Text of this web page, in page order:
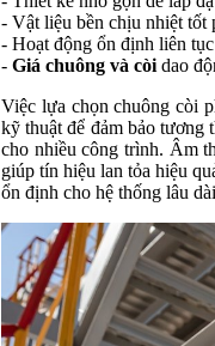
- Vật liệu bền chịu nhiệt tốt
- Hoạt động ổn định liên
- Giá chuông và còi dao
Việc lựa chọn chuông còi
kỹ thuật để đảm bảo tương
cho nhiều công trình. Âm
giúp tín hiệu lan tỏa hiệu
ổn định cho hệ thống lâu